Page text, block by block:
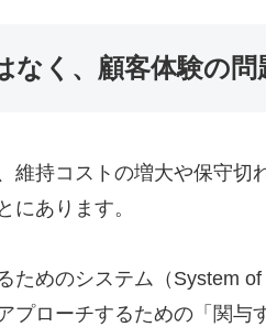
なく、顧客体験の問
維持コストの増大や保守
にあります。
ためのシステム（System
プローチするための「関